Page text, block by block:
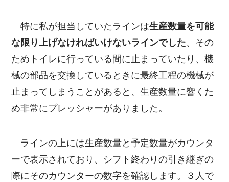
特に私が担当していたラインは生産数量を可能
な限り上げなければいけないラインでした、その
ためトイレに行っている間に止まっていたり、機
械の部品を交換しているときに最終工程の機械が
止まってしまうことがあると、生産数量に響くた
め非常にプレッシャーがありました。
ラインの上には生産数量と予定数量がカウンタ
ーで表示されており、シフト終わりの引き継ぎの
際にそのカウンターの数字を確認します。３人で